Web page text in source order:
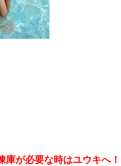
庫が必要な時はユウキへ！